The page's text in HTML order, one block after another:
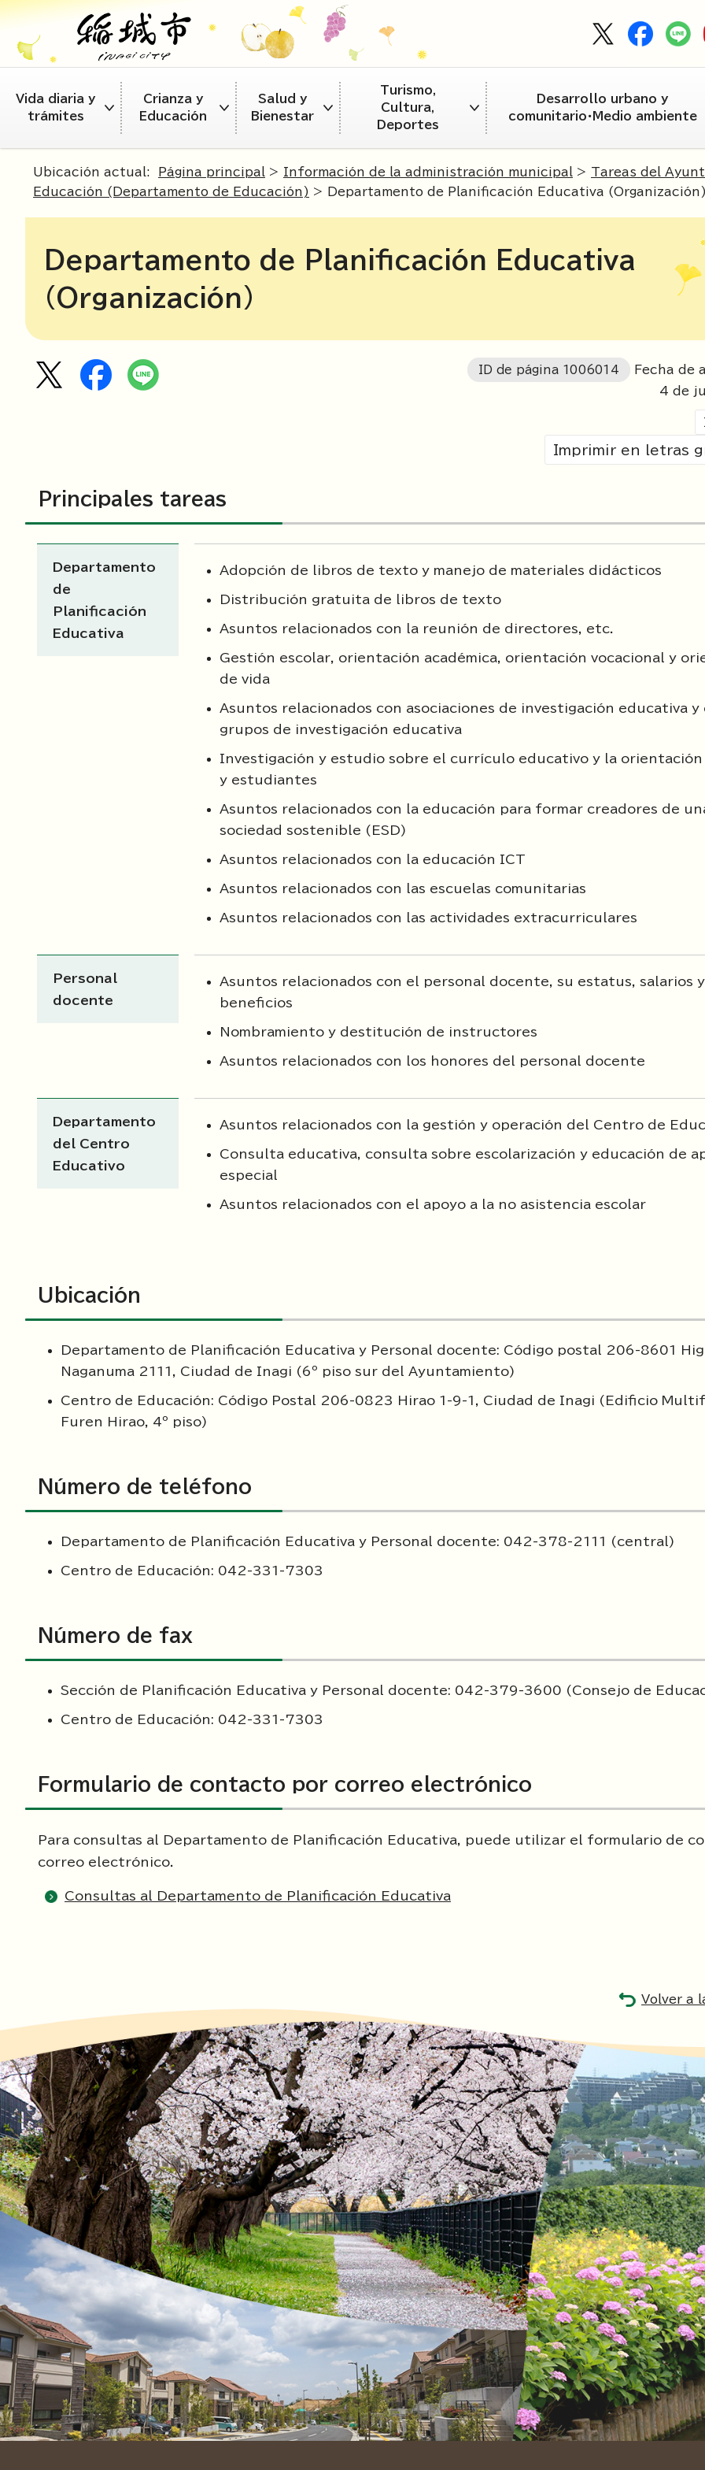
Vida diaria y
trámites
Crianza y
Educación
Salud y
Bienestar
Turismo,
Cultura,
Deportes
Desarrollo urbano y
comunitario・Medio ambiente
Ubicación actual: Página principal > Información de la administración municipal > Tareas del
Educación (Departamento de Educación) > Departamento de Planificación Educativa (Organización)
Departamento de Planificación Educativa
(Organización)
ID de página 1006014
Fecha de
4 de
Imprimir en letras
Principales tareas
Departamento
de
Planificación
Educativa
Adopción de libros de texto y manejo de materiales didácticos
Distribución gratuita de libros de texto
Asuntos relacionados con la reunión de directores, etc.
Gestión escolar, orientación académica, orientación vocacional y
de vida
Asuntos relacionados con asociaciones de investigación educativa y
grupos de investigación educativa
Investigación y estudio sobre el currículo educativo y la orientación
y estudiantes
Asuntos relacionados con la educación para formar creadores de
sociedad sostenible (ESD)
Asuntos relacionados con la educación ICT
Asuntos relacionados con las escuelas comunitarias
Asuntos relacionados con las actividades extracurriculares
Personal
docente
Asuntos relacionados con el personal docente, su estatus, salarios y
beneficios
Nombramiento y destitución de instructores
Asuntos relacionados con los honores del personal docente
Departamento
del Centro
Educativo
Asuntos relacionados con la gestión y operación del Centro de
Consulta educativa, consulta sobre escolarización y educación de
especial
Asuntos relacionados con el apoyo a la no asistencia escolar
Ubicación
Departamento de Planificación Educativa y Personal docente: Código postal 206-8601
Naganuma 2111, Ciudad de Inagi (6º piso sur del Ayuntamiento)
Centro de Educación: Código Postal 206-0823 Hirao 1-9-1, Ciudad de Inagi (Edificio
Furen Hirao, 4º piso)
Número de teléfono
Departamento de Planificación Educativa y Personal docente: 042-378-2111 (central)
Centro de Educación: 042-331-7303
Número de fax
Sección de Planificación Educativa y Personal docente: 042-379-3600 (Consejo de
Centro de Educación: 042-331-7303
Formulario de contacto por correo electrónico
Para consultas al Departamento de Planificación Educativa, puede utilizar el formulario de
correo electrónico.
Consultas al Departamento de Planificación Educativa
Volver a